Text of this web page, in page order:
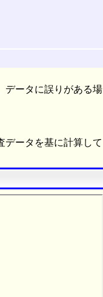
データに誤りがある場
データを基に計算して